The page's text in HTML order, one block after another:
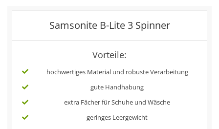
Samsonite B-Lite 3 Spinner
Vorteile:
hochwertiges Material und robuste Verarbeitung
gute Handhabung
extra Fächer für Schuhe und Wäsche
geringes Leergewicht